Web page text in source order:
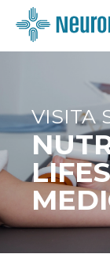
VISITA